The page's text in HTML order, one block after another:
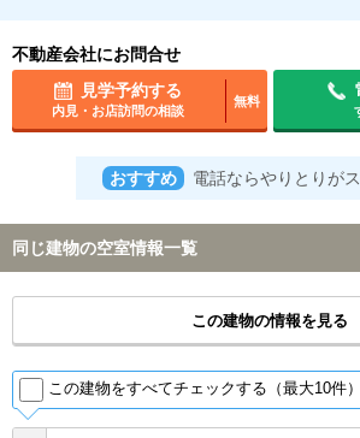
不動産会社にお問合せ
見学予約する
内見・お店訪問の相談
無料
おすすめ 電話ならやりとりが
同じ建物の空室情報一覧
この建物の情報を見る
この建物をすべてチェックする（最大10件）